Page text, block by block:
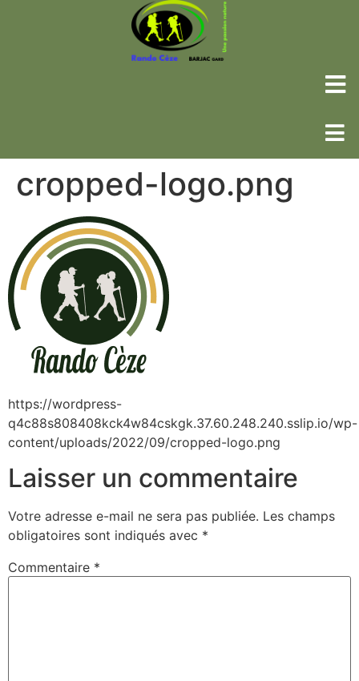
cropped-logo.png
https://wordpress-
q4c88s808408kck4w84cskgk.37.60.248.240.sslip.io/wp-
content/uploads/2022/09/cropped-logo.png
Laisser un commentaire
Votre adresse e-mail ne sera pas publiée. Les champs
obligatoires sont indiqués avec *
Commentaire *